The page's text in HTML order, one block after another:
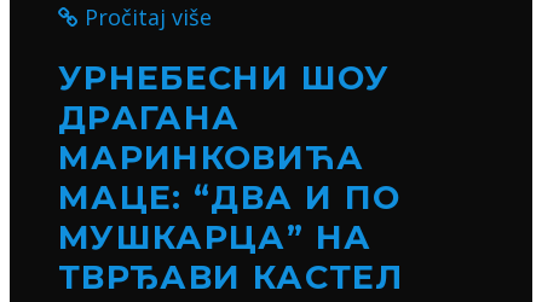
Pročitaj više
УРНЕБЕСНИ ШОУ
ДРАГАНА
МАРИНКОВИЋА
МАЦЕ: “ДВА И ПО
МУШКАРЦА” НА
ТВРЂАВИ КАСТЕЛ